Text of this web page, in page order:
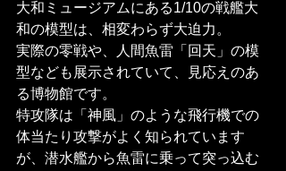
大和ミュージアムにある1/10の戦艦大
和の模型は、相変わらず大迫力。
実際の零戦や、人間魚雷「回天」の模
型なども展示されていて、見応えのあ
る博物館です。
特攻隊は「神風」のような飛行機での
体当たり攻撃がよく知られています
が、潜水艦から魚雷に乗って突っ込む